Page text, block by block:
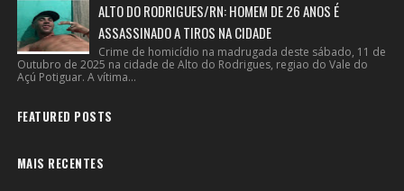
ALTO DO RODRIGUES/RN: HOMEM DE 26 ANOS É
ASSASSINADO A TIROS NA CIDADE
Crime de homicídio na madrugada deste sábado, 11 de
Outubro de 2025 na cidade de Alto do Rodrigues, regiao do Vale do
Açú Potiguar. A vítima...
FEATURED POSTS
MAIS RECENTES